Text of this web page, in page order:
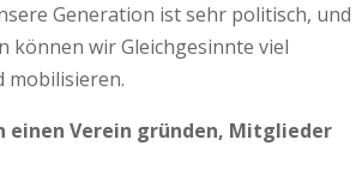
Generation ist sehr politisch, und
können wir Gleichgesinnte viel
mobilisieren.
einen Verein gründen, Mitglieder